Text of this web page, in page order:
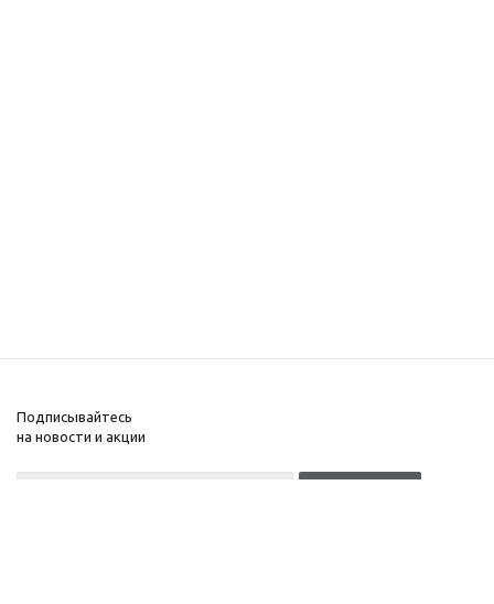
Подписывайтесь
на новости и акции